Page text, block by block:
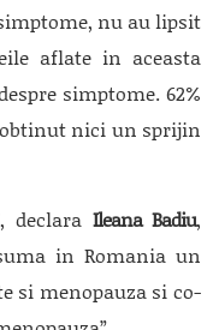
nu au lipsit
aflate in aceasta
simptome. 62%
nici un sprijin
declara Ileana Badiu,
in Romania un
si menopauza si co-